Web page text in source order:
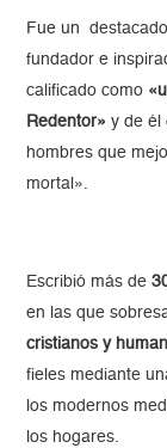
Fue un
fundador e
calificado como
Redentor» y de él
hombres que
mortal».
Escribió más de
en las que
cristianos y
fieles mediante
los modernos
los hogares.